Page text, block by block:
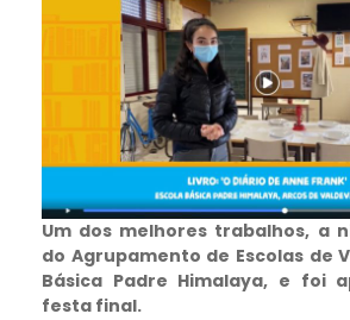
Um dos melhores trabalhos, a
do Agrupamento de Escolas de
Básica Padre Himalaya, e foi
festa final.